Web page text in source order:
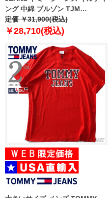
ング 中綿 ブルゾン TJM
QUILTED BOMBER JACKET
USA直輸入 dm0dm11054
定価 ￥31,900(税込)
￥28,710(税込)